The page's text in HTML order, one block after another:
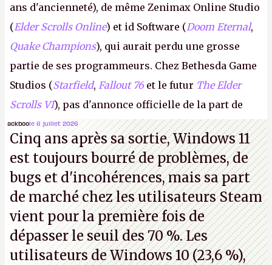
ans d'ancienneté), de même Zenimax Online Studio
(Elder Scrolls Online) et id Software (Doom Eternal,
Quake Champions), qui aurait perdu une grosse
partie de ses programmeurs. Chez Bethesda Game
Studios (Starfield, Fallout 76 et le futur The Elder
Scrolls VI), pas d'annonce officielle de la part de
Microsoft, mais le syndicat des employés confirme
de nombreux licenciements.A.
ackboole 6 juillet 2026
Cinq ans après sa sortie, Windows 11
est toujours bourré de problèmes, de
bugs et d'incohérences, mais sa part
de marché chez les utilisateurs Steam
vient pour la première fois de
dépasser le seuil des 70 %. Les
utilisateurs de Windows 10 (23,6 %),